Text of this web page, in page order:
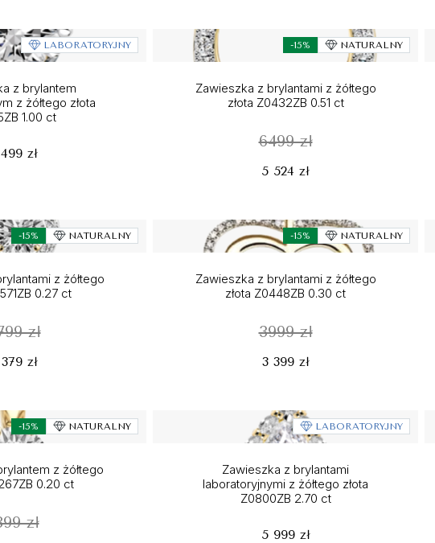
LABORATORYJNY
z brylantem
z żółtego złota
1.00 ct
zł
-15% NATURALNY
Zawieszka z brylantami z żółtego
złota Z0432ZB 0.51 ct
6499 zł
5 524 zł
-15% NATURALNY
z żółtego
0.27 ct
zł
zł
-15% NATURALNY
Zawieszka z brylantami z żółtego
złota Z0448ZB 0.30 ct
3999 zł
3 399 zł
-15% NATURALNY
z żółtego
0.20 ct
zł
LABORATORYJNY
Zawieszka z brylantami
laboratoryjnymi z żółtego złota
Z0800ZB 2.70 ct
5 999 zł